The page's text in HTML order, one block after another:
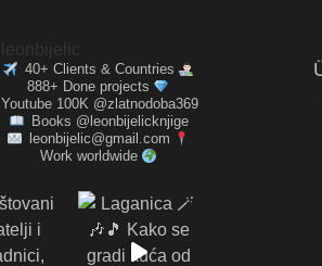
40+ Clients & Countries
888+ Done projects
Youtube 100K @zlatnodoba369
Books @leonbijelicknjige
leonbijelic@gmail.com
Work worldwide